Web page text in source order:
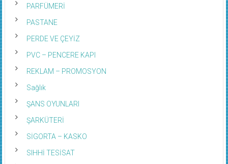
PARFÜMERİ
PASTANE
PERDE VE ÇEYİZ
PVC – PENCERE KAPI
REKLAM – PROMOSYON
Sağlık
ŞANS OYUNLARI
ŞARKÜTERİ
SİGORTA – KASKO
SIHHİ TESİSAT